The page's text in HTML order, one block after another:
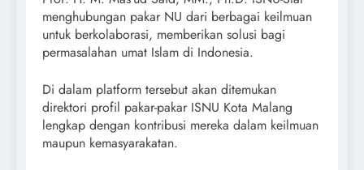
menghubungan pakar NU dari berbagai keilmuan
untuk berkolaborasi, memberikan solusi bagi
permasalahan umat Islam di Indonesia.
Di dalam platform tersebut akan ditemukan
direktori profil pakar-pakar ISNU Kota Malang
lengkap dengan kontribusi mereka dalam keilmuan
maupun kemasyarakatan.